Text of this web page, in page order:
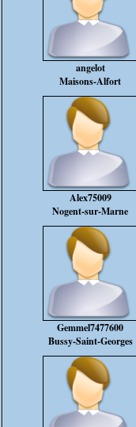
angelot
Maisons-Alfort
Alex75009
Nogent-sur-Marne
Gemmel7477600
Bussy-Saint-Georges